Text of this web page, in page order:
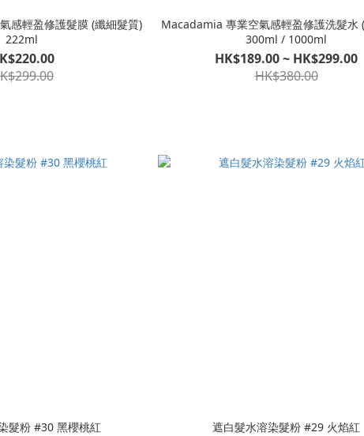
感輕盈修護髮膜 (纖細髮質)
222ml
Macadamia 專業空氣感輕盈修護洗髮水
300ml / 1000ml
HK$189.00 ~ HK$299.00
HK$380.00
髮粉 #30 黑櫻桃紅 遮白髮水溶染髮粉 #29 火焰紅